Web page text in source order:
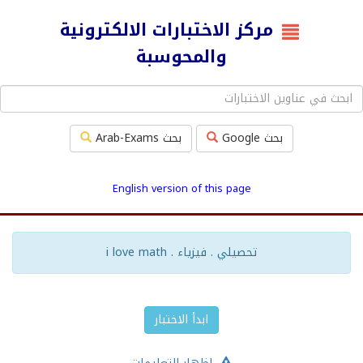
مركز الاختبارات الالكترونية
والمحوسبة
بحث Google بحث Arab-Exams
English version of this page
تحصيلي . فيزياء . i love math
ابدأ الاختبار